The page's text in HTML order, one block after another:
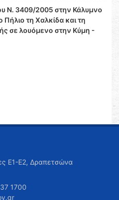
Ν. 3409/2005 στην Κάλυμνο
τη Χαλκίδα και τη
σε λουόμενο στην Κύμη -
Ε1-Ε2, Δραπετσώνα
1700